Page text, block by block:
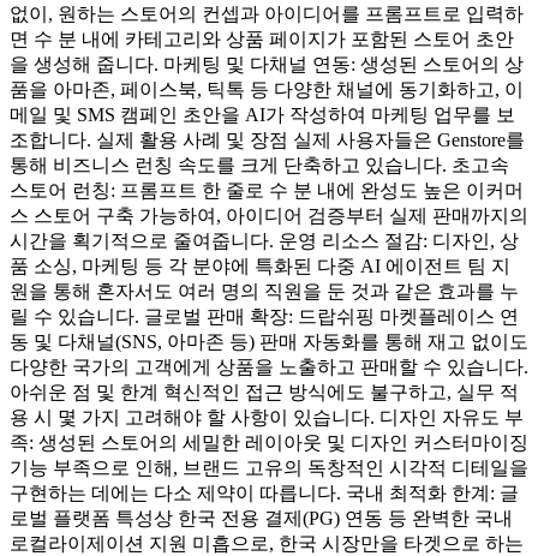
없이, 원하는 스토어의 컨셉과 아이디어를 프롬프트로 입력하
면 수 분 내에 카테고리와 상품 페이지가 포함된 스토어 초안
을 생성해 줍니다. 마케팅 및 다채널 연동: 생성된 스토어의 상
품을 아마존, 페이스북, 틱톡 등 다양한 채널에 동기화하고, 이
메일 및 SMS 캠페인 초안을 AI가 작성하여 마케팅 업무를 보
조합니다. 실제 활용 사례 및 장점 실제 사용자들은 Genstore를
통해 비즈니스 런칭 속도를 크게 단축하고 있습니다. 초고속
스토어 런칭: 프롬프트 한 줄로 수 분 내에 완성도 높은 이커머
스 스토어 구축 가능하여, 아이디어 검증부터 실제 판매까지의
시간을 획기적으로 줄여줍니다. 운영 리소스 절감: 디자인, 상
품 소싱, 마케팅 등 각 분야에 특화된 다중 AI 에이전트 팀 지
원을 통해 혼자서도 여러 명의 직원을 둔 것과 같은 효과를 누
릴 수 있습니다. 글로벌 판매 확장: 드랍쉬핑 마켓플레이스 연
동 및 다채널(SNS, 아마존 등) 판매 자동화를 통해 재고 없이도
다양한 국가의 고객에게 상품을 노출하고 판매할 수 있습니다.
아쉬운 점 및 한계 혁신적인 접근 방식에도 불구하고, 실무 적
용 시 몇 가지 고려해야 할 사항이 있습니다. 디자인 자유도 부
족: 생성된 스토어의 세밀한 레이아웃 및 디자인 커스터마이징
기능 부족으로 인해, 브랜드 고유의 독창적인 시각적 디테일을
구현하는 데에는 다소 제약이 따릅니다. 국내 최적화 한계: 글
로벌 플랫폼 특성상 한국 전용 결제(PG) 연동 등 완벽한 국내
로컬라이제이션 지원 미흡으로, 한국 시장만을 타겟으로 하는